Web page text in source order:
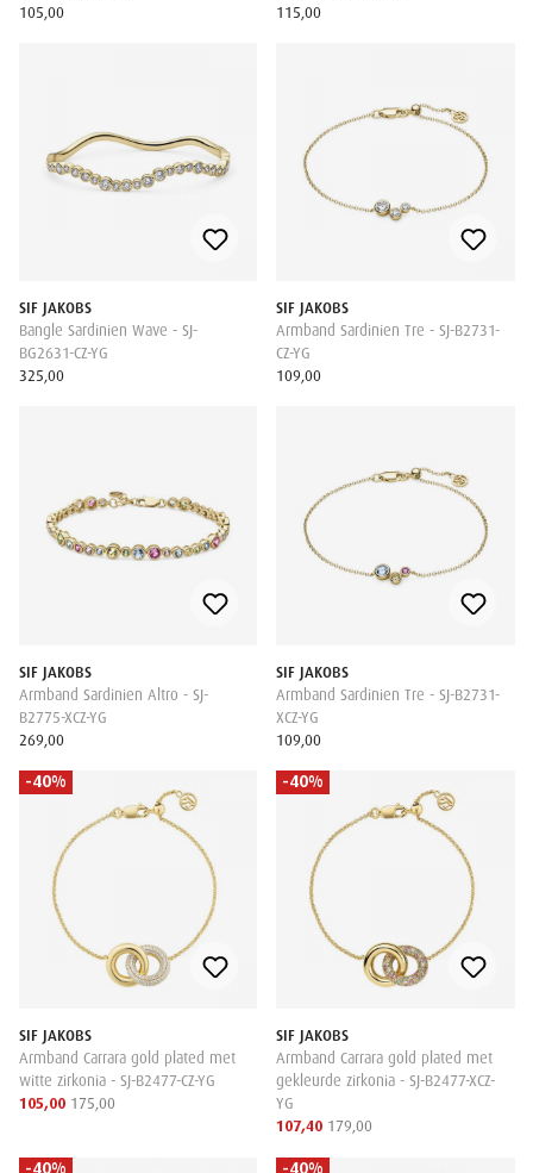
105,00
115,00
SIF JAKOBS
Bangle Sardinien Wave - SJ-
BG2631-CZ-YG
325,00
SIF JAKOBS
Armband Sardinien Tre - SJ-B2731-
CZ-YG
109,00
SIF JAKOBS
Armband Sardinien Altro - SJ-
B2775-XCZ-YG
269,00
SIF JAKOBS
Armband Sardinien Tre - SJ-B2731-
XCZ-YG
109,00
-40%
SIF JAKOBS
Armband Carrara gold plated met
witte zirkonia - SJ-B2477-CZ-YG
105,00 175,00
-40%
SIF JAKOBS
Armband Carrara gold plated met
gekleurde zirkonia - SJ-B2477-XCZ-
YG
107,40 179,00
-40% -40%